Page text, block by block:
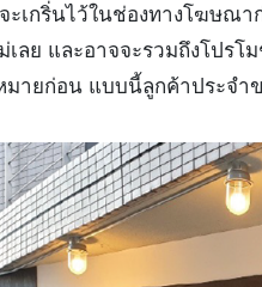
ะเกริ่นไว้ในช่องทางโฆษณา
เลย และอาจจะรวมถึงโปร
ายก่อน แบบนี้ลูกค้าประจำข